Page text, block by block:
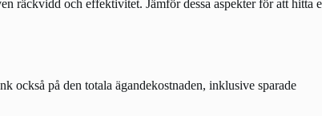
räckvidd och effektivitet. Jämför dessa aspekter för att hitta
också på den totala ägandekostnaden, inklusive sparade